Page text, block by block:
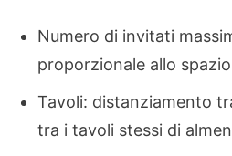
Numero di invitati
proporzionale allo
Tavoli: distanziamento
tra i tavoli stessi di